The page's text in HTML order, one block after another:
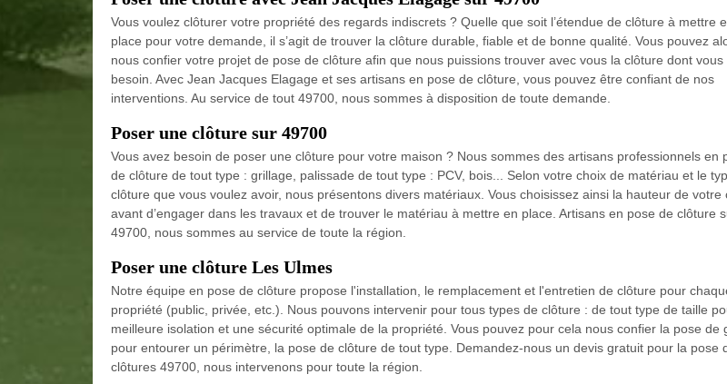
Vous voulez clôturer votre propriété des regards indiscrets ? Quelle que soit l’étendue de clôture à mettre
place pour votre demande, il s’agit de trouver la clôture durable, fiable et de bonne qualité. Vous pouvez
nous confier votre projet de pose de clôture afin que nous puissions trouver avec vous la clôture dont vous
besoin. Avec Jean Jacques Elagage et ses artisans en pose de clôture, vous pouvez être confiant de nos
interventions. Au service de tout 49700, nous sommes à disposition de toute demande.
Poser une clôture sur 49700
Vous avez besoin de poser une clôture pour votre maison ? Nous sommes des artisans professionnels en
de clôture de tout type : grillage, palissade de tout type : PCV, bois... Selon votre choix de matériau et le
clôture que vous voulez avoir, nous présentons divers matériaux. Vous choisissez ainsi la hauteur de votre
avant d’engager dans les travaux et de trouver le matériau à mettre en place. Artisans en pose de clôture
49700, nous sommes au service de toute la région.
Poser une clôture Les Ulmes
Notre équipe en pose de clôture propose l'installation, le remplacement et l'entretien de clôture pour
propriété (public, privée, etc.). Nous pouvons intervenir pour tous types de clôture : de tout type de taille
meilleure isolation et une sécurité optimale de la propriété. Vous pouvez pour cela nous confier la pose de
pour entourer un périmètre, la pose de clôture de tout type. Demandez-nous un devis gratuit pour la pose
clôtures 49700, nous intervenons pour toute la région.